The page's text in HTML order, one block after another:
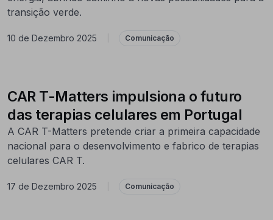
transição verde.
10 de Dezembro 2025 Comunicação
CAR T-Matters impulsiona o futuro
das terapias celulares em Portugal
A CAR T-Matters pretende criar a primeira capacidade
nacional para o desenvolvimento e fabrico de terapias
celulares CAR T.
17 de Dezembro 2025 Comunicação